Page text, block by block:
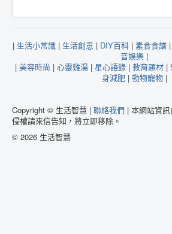
| 生活小常識| 生活創意 | DIY百科| 素食食譜|
音娛樂 |
| 美容時尚 | 心靈雞湯 | 星心語錄 | 教育題材 |
身減肥| 動物寵物|
Copyright © 生活智慧 | 聯絡我們 | 本網站資
侵權請來信告知，將立即移除。
© 2026 生活智慧